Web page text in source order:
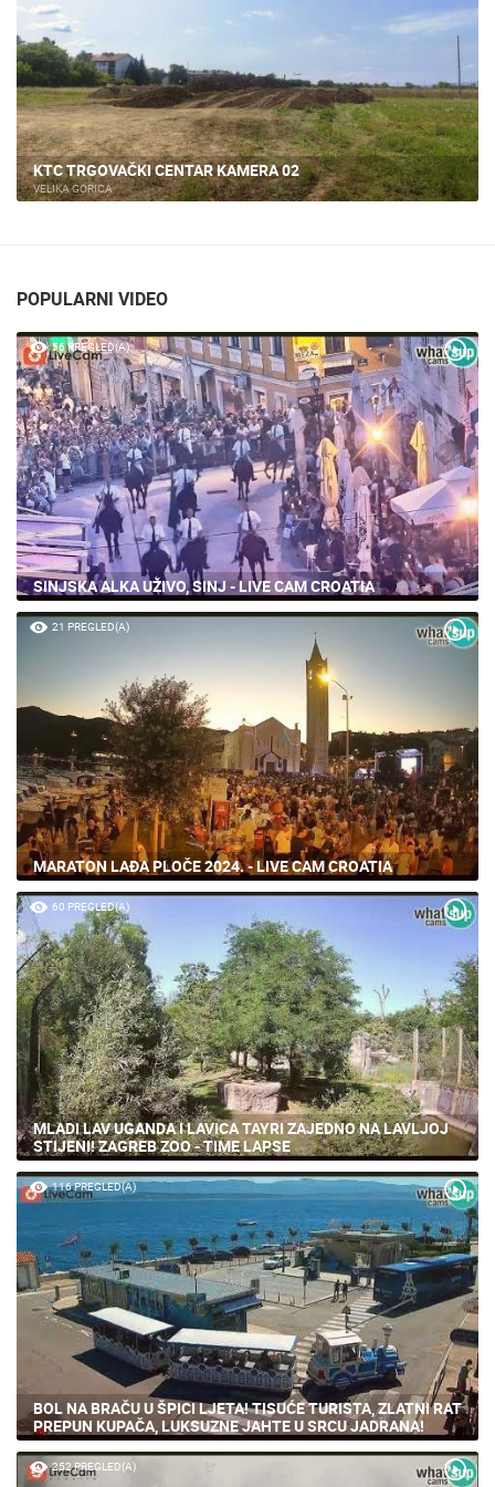
KTC TRGOVAČKI CENTAR KAMERA 02
VELIKA GORICA
POPULARNI VIDEO
56 PREGLED(A)
SINJSKA ALKA UŽIVO, SINJ - LIVE CAM CROATIA
21 PREGLED(A)
MARATON LAĐA PLOČE 2024. - LIVE CAM CROATIA
60 PREGLED(A)
MLADI LAV UGANDA I LAVICA TAYRI ZAJEDNO NA LAVLJOJ
STIJENI! ZAGREB ZOO - TIME LAPSE
116 PREGLED(A)
BOL NA BRAČU U ŠPICI LJETA! TISUĆE TURISTA, ZLATNI RAT
PREPUN KUPAČA, LUKSUZNE JAHTE U SRCU JADRANA!
252 PREGLED(A)